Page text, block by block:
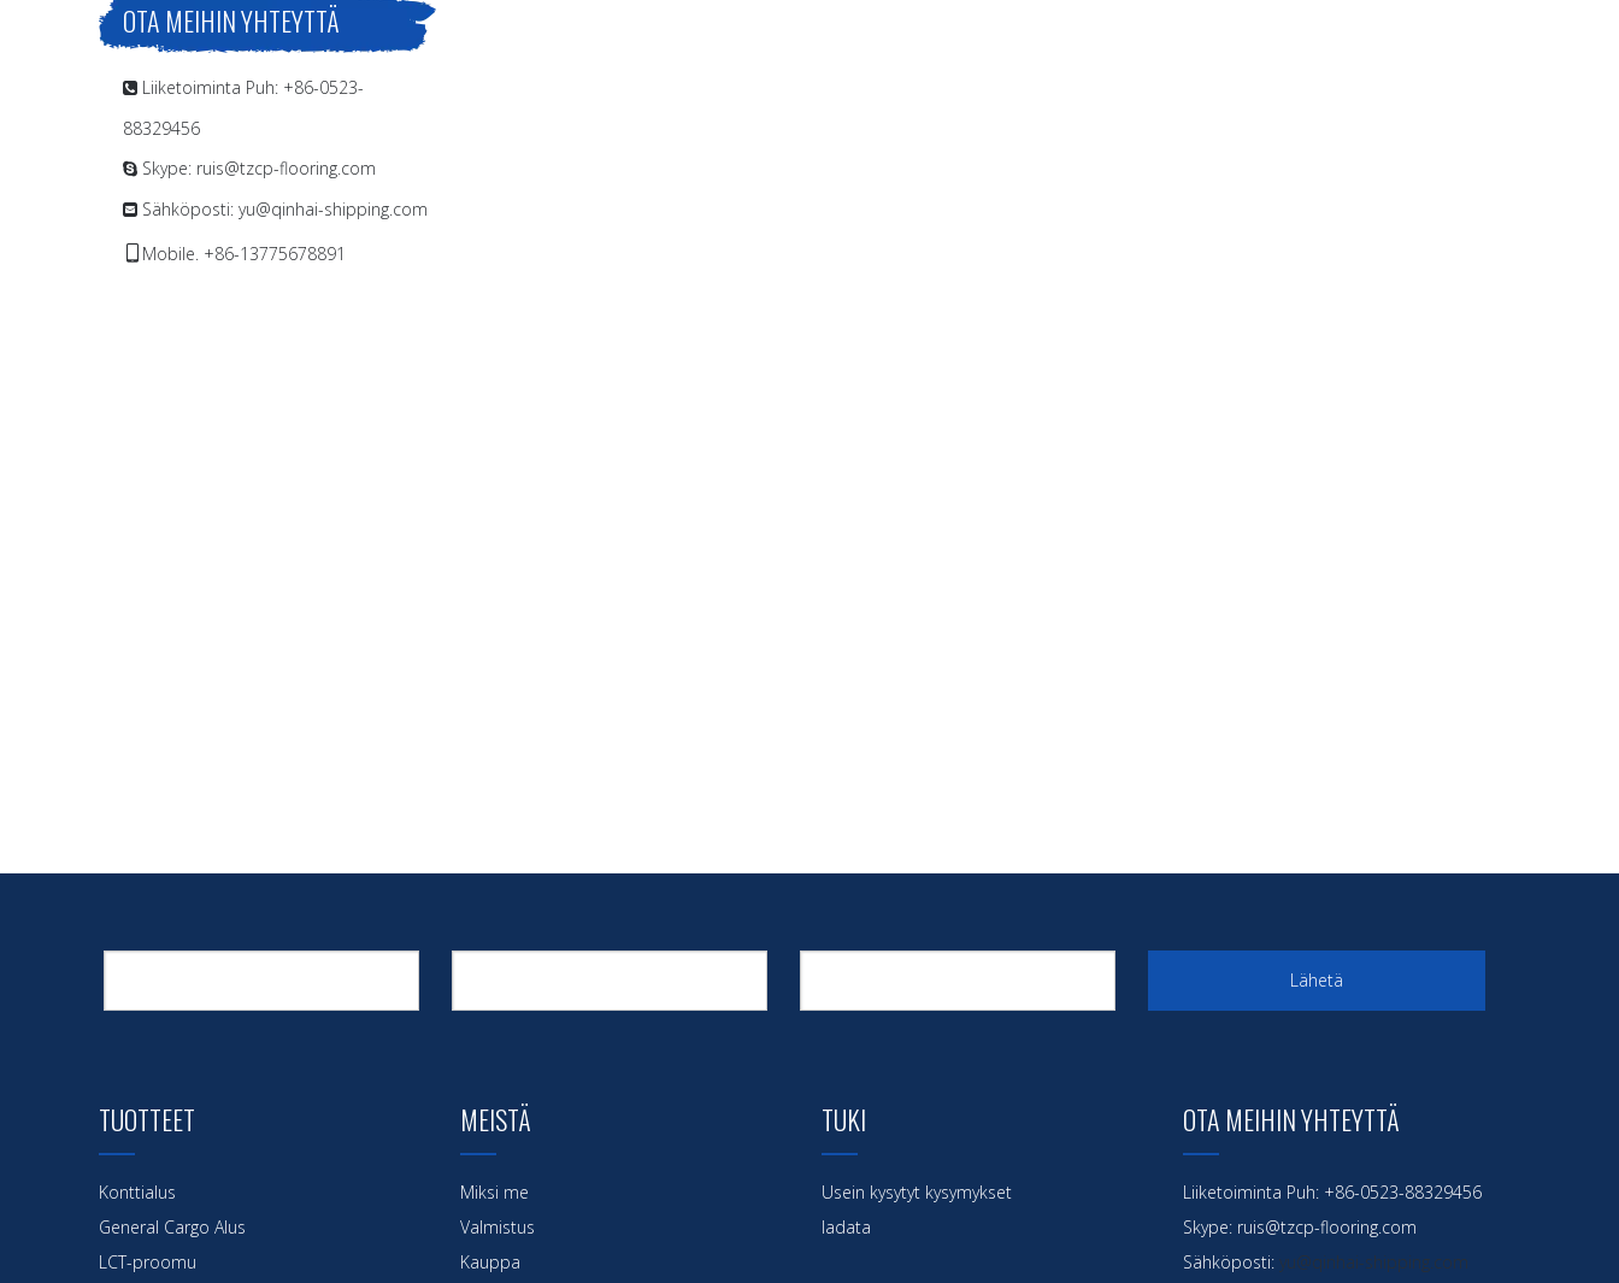
OTA MEIHIN YHTEYTTÄ
 Liiketoiminta Puh: +86-0523-
88329456
 Skype: ruis@tzcp-flooring.com
 Sähköposti: yu@qinhai-shipping.com
Mobile. +86-13775678891
Lähetä
TUOTTEET
Konttialus
General Cargo Alus
LCT-proomu
MEISTÄ
Miksi me
Valmistus
Kauppa
TUKI
Usein kysytyt kysymykset
ladata
OTA MEIHIN YHTEYTTÄ
Liiketoiminta Puh: +86-0523-88329456
Skype: ruis@tzcp-flooring.com
Sähköposti: yu@qinhai-shipping.com